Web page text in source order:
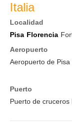
Italia
Localidad
Pisa Florencia
Aeropuerto
Aeropuerto de Pisa
Puerto
Puerto de cruceros